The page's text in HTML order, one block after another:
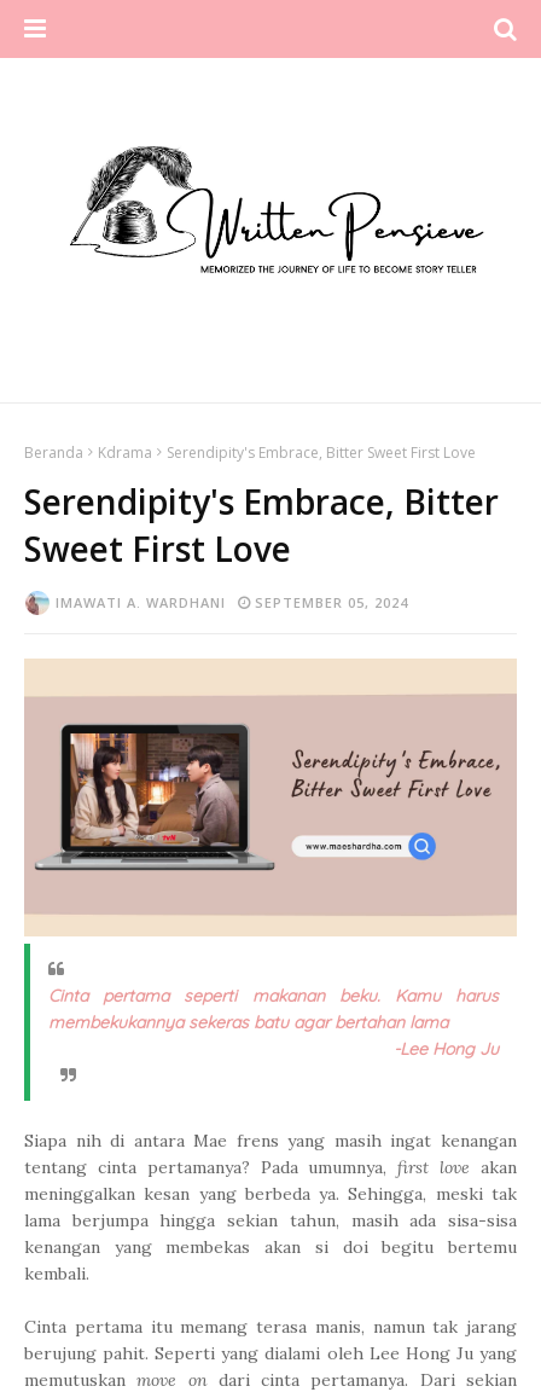
Beranda Kdrama Serendipity's Embrace, Bitter Sweet First Love
Serendipity's Embrace, Bitter
Sweet First Love
IMAWATI A. WARDHANI SEPTEMBER 05, 2024
Cinta pertama seperti makanan beku. Kamu harus
membekukannya sekeras batu agar bertahan lama
-Lee Hong Ju
Siapa nih di antara Mae frens yang masih ingat kenangan
tentang cinta pertamanya? Pada umumnya,first love akan
meninggalkan kesan yang berbeda ya. Sehingga, meski tak
lama berjumpa hingga sekian tahun, masih ada sisa-sisa
kenangan yang membekas akan si doi begitu bertemu
kembali.
Cinta pertama itu memang terasa manis, namun tak jarang
berujung pahit. Seperti yang dialami oleh Lee Hong Ju yang
memutuskanmove ondari cinta pertamanya. Dari sekian